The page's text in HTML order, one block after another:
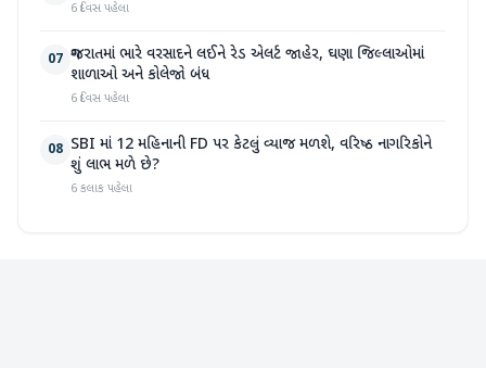
6 દિવસ પહેલા
07 ગુજરાતમાં ભારે વરસાદને લઈને રેડ એલર્ટ જાહેર, ઘણા જિલ્લાઓમાં
શાળાઓ અને કોલેજો બંધ
6 દિવસ પહેલા
08 SBI માં 12 મહિનાની FD પર કેટલું વ્યાજ મળશે, વરિષ્ઠ નાગરિકોને
શું લાભ મળે છે?
6 કલાક પહેલા